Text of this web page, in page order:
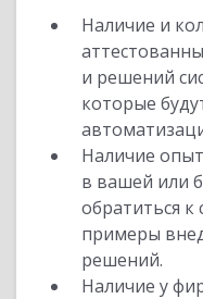
Наличие и
и решений
которые
Наличие
в вашей или
обратиться
примеры
решений.
Наличие у